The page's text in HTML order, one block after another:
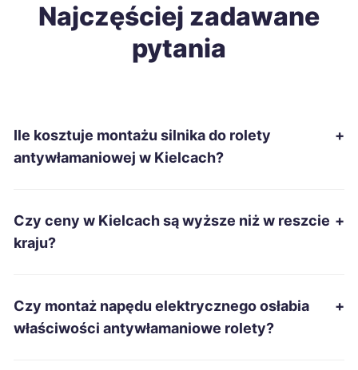
Najczęściej zadawane
pytania
Ile kosztuje montażu silnika do rolety
antywłamaniowej w Kielcach?
+
Czy ceny w Kielcach są wyższe niż w reszcie
kraju?
+
Czy montaż napędu elektrycznego osłabia
właściwości antywłamaniowe rolety?
+